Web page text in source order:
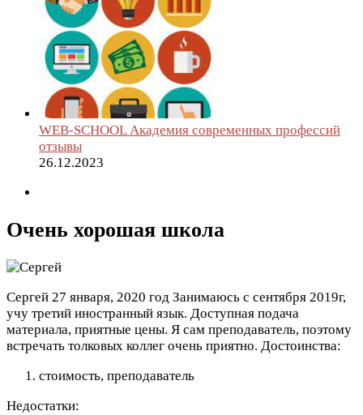
WEB-SCHOOL Академия современных профессий
отзывы
26.12.2023
Очень хорошая школа
Сергей 27 января, 2020 год Занимаюсь с сентября 2019г,
учу третий иностранный язык. Доступная подача
материала, приятные цены. Я сам преподаватель, поэтому
встречать толковых коллег очень приятно. Достоинства:
стоимость, преподаватель
Недостатки: